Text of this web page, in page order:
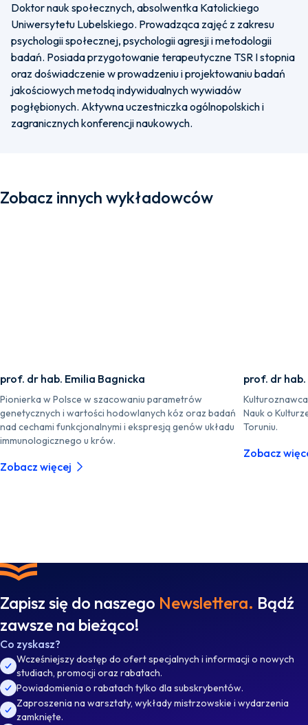
Doktor nauk społecznych, absolwentka Katolickiego
Uniwersytetu Lubelskiego. Prowadząca zajęć z zakresu
psychologii społecznej, psychologii agresji i metodologii
badań. Posiada przygotowanie terapeutyczne TSR I stopnia
oraz doświadczenie w prowadzeniu i projektowaniu badań
jakościowych metodą indywidualnych wywiadów
pogłębionych. Aktywna uczestniczka ogólnopolskich i
zagranicznych konferencji naukowych.
Zobacz innych wykładowców
prof. dr hab. Emilia Bagnicka
Pionierka w Polsce w szacowaniu parametrów
genetycznych i wartości hodowlanych kóz oraz badań
nad cechami funkcjonalnymi i ekspresją genów układu
immunologicznego u krów.
Zobacz więcej
prof. dr
Nauk o
Toruniu.
Zobacz
Zapisz się do naszego Newslettera. Bądź
zawsze na bieżąco!
Co zyskasz?
Wcześniejszy dostęp do ofert specjalnych i informacji o nowych
studiach, promocji oraz rabatach.
Powiadomienia o rabatach tylko dla subskrybentów.
Zaproszenia na warsztaty, wykłady mistrzowskie i wydarzenia
zamknięte.